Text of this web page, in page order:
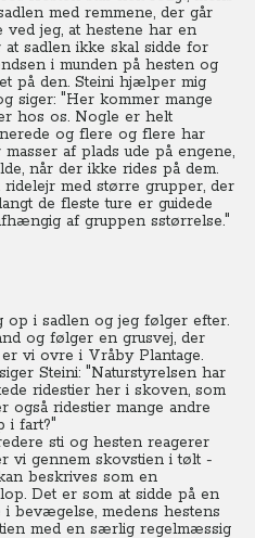
med remmene, der går
ved jeg, at hestene har en
sadlen ikke skal sidde for
i munden på hesten og
på den. Steini hjælper mig
siger: "Her kommer mange
hos os. Nogle er helt
og flere og flere har
af plads ude på engene,
når der ikke rides på dem.
med større grupper, der
de fleste ture er guidede
af gruppen sstørrelse."
op i sadlen og jeg følger efter.
og følger en grusvej, der
vi ovre i Vråby Plantage.
Steini: "Naturstyrelsen har
ridestier her i skoven, som
også ridestier mange andre
i fart?"
sti og hesten reagerer
vi gennem skovstien i tølt -
beskrives som en
Det er som at sidde på en
bevægelse, medens hestens
med en særlig regelmæssig